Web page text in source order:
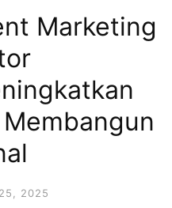
Marketing
2025